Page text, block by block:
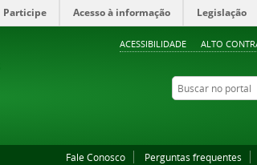
ACESSIBILIDADE ALTO
Participe Acesso à informação Legislação
Buscar no portal
Fale Conosco Perguntas frequentes